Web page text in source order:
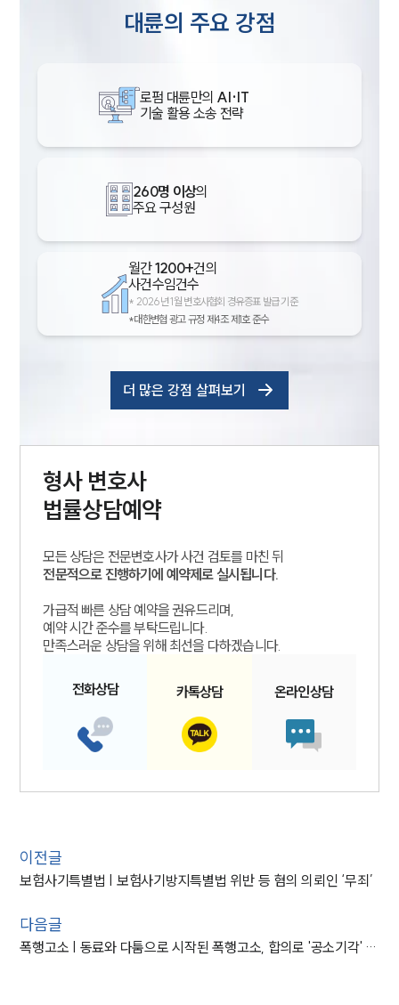
대륜의 주요 강점
로펌 대륜만의 AI·IT
기술 활용 소송 전략
260명 이상의
주요 구성원
월간1200+건의
사건수임건수
* 2026년 1월 변호사협회 경유증표 발급 기준
*대한변협 광고 규정 제4조 제1호 준수
더 많은 강점 살펴보기
형사변호사
법률상담예약
모든 상담은 전문변호사가 사건 검토를 마친 뒤
전문적으로 진행하기에 예약제로 실시됩니다.
가급적 빠른 상담 예약을 권유드리며,
예약 시간 준수를 부탁드립니다.
만족스러운 상담을 위해 최선을 다하겠습니다.
전화상담 카톡상담 온라인상담
이전글
보험사기특별법 | 보험사기방지특별법 위반 등 혐의 의뢰인 ‘무죄’
다음글
폭행고소 | 동료와 다툼으로 시작된 폭행고소, 합의로 '공소기각' 이끌어